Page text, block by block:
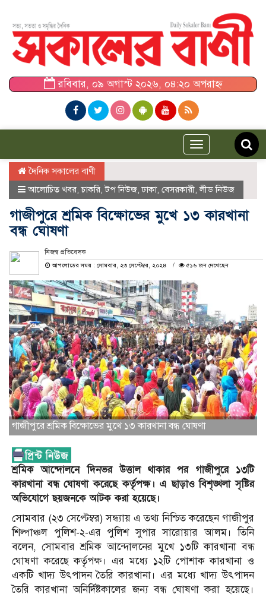
রবিবার, ০৯ অগাস্ট ২০২৬, ০৪:২০ অপরাহ্ন
Toggle
navigation
দৈনিক সকালের বাণী
আলোচিত খবর ,চাকরি ,টপ নিউজ ,ঢাকা, বেসরকারী ,লীড নিউজ
গাজীপুরে শ্রমিক বিক্ষোভের মুখে ১৩ কারখানা
বন্ধ ঘোষণা
নিজস্ব প্রতিবেদক
আপলোডের সময় : সোমবার, ২৩ সেপ্টেম্বর, ২০২৪
৫১৬ জন দেখেছেন
গাজীপুরে শ্রমিক বিক্ষোভের মুখে ১৩ কারখানা বন্ধ ঘোষণা
শ্রমিক আন্দোলনে দিনভর উত্তাল থাকার পর গাজীপুরে ১৩টি
কারখানা বন্ধ ঘোষণা করেছে কর্তৃপক্ষ। এ ছাড়াও বিশৃঙ্খলা সৃষ্টির
অভিযোগে ছয়জনকে আটক করা হয়েছে।
সোমবার (২৩ সেপ্টেম্বর) সন্ধ্যায় এ তথ্য নিশ্চিত করেছেন গাজীপুর
শিল্পাঞ্চল পুলিশ-২-এর পুলিশ সুপার সারোয়ার আলম। তিনি
বলেন, সোমবার শ্রমিক আন্দোলনের মুখে ১৩টি কারখানা বন্ধ
ঘোষণা করেছে কর্তৃপক্ষ। এর মধ্যে ১২টি পোশাক কারখানা ও
একটি খাদ্য উৎপাদন তৈরি কারখানা। এর মধ্যে খাদ্য উৎপাদন
তৈরি কারখানা অনির্দিষ্টকালের জন্য বন্ধ ঘোষণা করা হয়েছে।